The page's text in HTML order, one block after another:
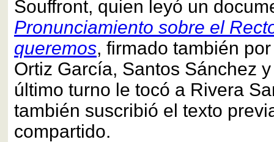
Souffront, quien leyó un
Pronunciamiento sobre el
queremos, firmado también
Ortiz García, Santos Sánchez
último turno le tocó a Rivera
también suscribió el texto
compartido.